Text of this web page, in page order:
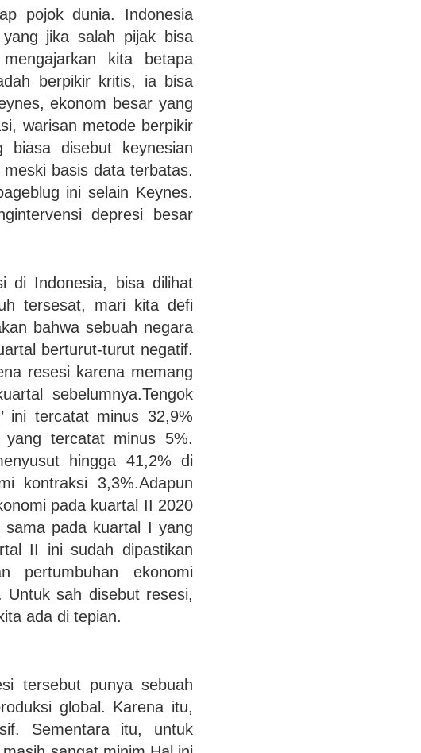
pojok dunia. Indonesia
jika salah pijak bisa
kita betapa
berpikir kritis, ia bisa
ekonom besar yang
warisan metode berpikir
biasa disebut keynesian
basis data terbatas.
ini selain Keynes.
depresi besar
di Indonesia, bisa dilihat
tersesat, mari kita defi
bahwa sebuah negara
berturut-turut negatif.
resesi karena memang
sebelumnya.Tengok
ini tercatat minus 32,9%
yang tercatat minus 5%.
hingga 41,2% di
kontraksi 3,3%.Adapun
pada kuartal II 2020
pada kuartal I yang
II ini sudah dipastikan
pertumbuhan ekonomi
sah disebut resesi,
ada di tepian.
tersebut punya sebuah
global. Karena itu,
Sementara itu, untuk